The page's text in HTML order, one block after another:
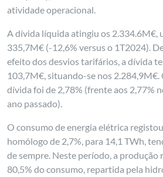
atividade operacional.
A dívida líquida atingiu os 2.334.6M€,
335,7M€ (-12,6% versus o 1T2024).
efeito dos desvios tarifários, a dívida
103,7M€, situando-se nos 2.284,9M€.
dívida foi de 2,78% (frente aos 2,77%
ano passado).
O consumo de energia elétrica
homólogo de 2,7%, para 14,1 TWh,
de sempre. Neste período, a produção
80,5% do consumo, repartida pela